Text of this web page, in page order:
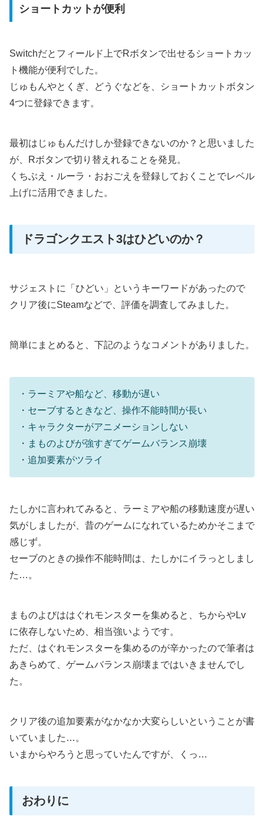
ショートカットが便利
Switchだとフィールド上でRボタンで出せるショートカッ
ト機能が便利でした。
じゅもんやとくぎ、どうぐなどを、ショートカットボタン
4つに登録できます。
最初はじゅもんだけしか登録できないのか？と思いました
が、Rボタンで切り替えれることを発見。
くちぶえ・ルーラ・おおごえを登録しておくことでレベル
上げに活用できました。
ドラゴンクエスト3はひどいのか？
サジェストに「ひどい」というキーワードがあったので
クリア後にSteamなどで、評価を調査してみました。
簡単にまとめると、下記のようなコメントがありました。
・ラーミアや船など、移動が遅い
・セーブするときなど、操作不能時間が長い
・キャラクターがアニメーションしない
・まものよびが強すぎてゲームバランス崩壊
・追加要素がツライ
たしかに言われてみると、ラーミアや船の移動速度が遅い
気がしましたが、昔のゲームになれているためかそこまで
感じず。
セーブのときの操作不能時間は、たしかにイラっとしまし
た…。
まものよびははぐれモンスターを集めると、ちからやLv
に依存しないため、相当強いようです。
ただ、はぐれモンスターを集めるのが辛かったので筆者は
あきらめて、ゲームバランス崩壊まではいきませんでし
た。
クリア後の追加要素がなかなか大変らしいということが書
いていました…。
いまからやろうと思っていたんですが、くっ…
おわりに